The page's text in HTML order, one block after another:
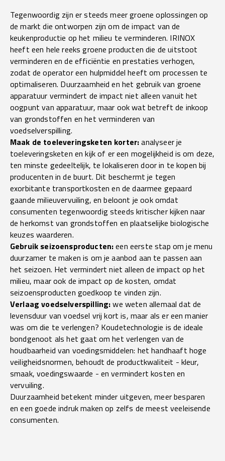
Tegenwoordig zijn er steeds meer groene oplossingen op
de markt die ontworpen zijn om de impact van de
keukenproductie op het milieu te verminderen. IRINOX
heeft een hele reeks groene producten die de uitstoot
verminderen en de efficiëntie en prestaties verhogen,
zodat de operator een hulpmiddel heeft om processen te
optimaliseren. Duurzaamheid en het gebruik van groene
apparatuur vermindert de impact niet alleen vanuit het
oogpunt van apparatuur, maar ook wat betreft de inkoop
van grondstoffen en het verminderen van
voedselverspilling.
Maak de toeleveringsketen korter:analyseer je
toeleveringsketen en kijk of er een mogelijkheid is om deze,
ten minste gedeeltelijk, te lokaliseren door in te kopen bij
producenten in de buurt. Dit beschermt je tegen
exorbitante transportkosten en de daarmee gepaard
gaande milieuvervuiling, en beloont je ook omdat
consumenten tegenwoordig steeds kritischer kijken naar
de herkomst van grondstoffen en plaatselijke biologische
keuzes waarderen.
Gebruik seizoensproducten:een eerste stap om je menu
duurzamer te maken is om je aanbod aan te passen aan
het seizoen. Het vermindert niet alleen de impact op het
milieu, maar ook de impact op de kosten, omdat
seizoensproducten goedkoop te vinden zijn.
Verlaag voedselverspilling:we weten allemaal dat de
levensduur van voedsel vrij kort is, maar als er een manier
was om die te verlengen? Koudetechnologie is de ideale
bondgenoot als het gaat om het verlengen van de
houdbaarheid van voedingsmiddelen: het handhaaft hoge
veiligheidsnormen, behoudt de productkwaliteit - kleur,
smaak, voedingswaarde - en vermindert kosten en
vervuiling.
Duurzaamheid betekent minder uitgeven, meer besparen
en een goede indruk maken op zelfs de meest veeleisende
consumenten.